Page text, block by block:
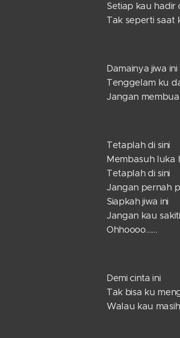
Setiap kau hadir
Tak seperti saat
Damainya jiwa ini
Tenggelam ku
Jangan
Tetaplah di sini
Membasuh luka
Tetaplah di sini
Jangan pernah
Siapkah jiwa ini
Jangan kau sakiti
Ohhoooo……
Demi cinta ini
Tak bisa ku
Walau kau